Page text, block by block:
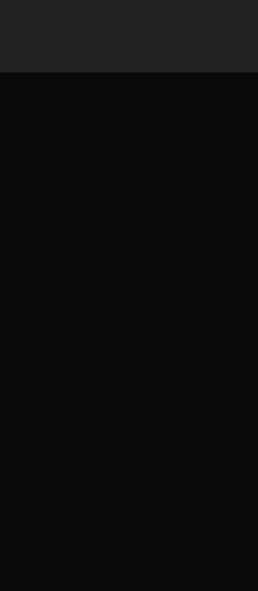
divers : quelle histoire !